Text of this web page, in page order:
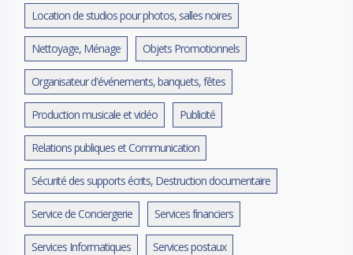
Location de studios pour photos, salles noires
Nettoyage, Ménage Objets Promotionnels
Organisateur d'événements, banquets, fêtes
Production musicale et vidéo Publicité
Relations publiques et Communication
Sécurité des supports écrits, Destruction documentaire
Service de Conciergerie Services financiers
Services Informatiques Services postaux